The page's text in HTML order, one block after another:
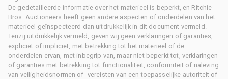
De gedetailleerde informatie over het materieel is beperkt, en Ritchie
Bros. Auctioneers heeft geen andere aspecten of onderdelen van het
materieel geïnspecteerd dan uitdrukkelijk in dit document vermeld.
Tenzij uitdrukkelijk vermeld, geven wij geen verklaringen of garanties,
expliciet of impliciet, met betrekking tot het materieel of de
onderdelen ervan, met inbegrip van, maar niet beperkt tot, verklaringen
of garanties met betrekking tot functionaliteit, conformiteit of naleving
van veiligheidsnormen of -vereisten van een toepasselijke autoriteit of